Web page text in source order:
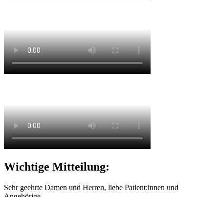
Wichtige Mitteilung:
Sehr geehrte Damen und Herren, liebe Patient:innen und